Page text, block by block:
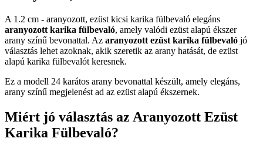
A 1.2 cm - aranyozott, ezüst kicsi karika fülbevaló elegáns
aranyozott karika fülbevaló, amely valódi ezüst alapú ékszer
arany színű bevonattal. Az aranyozott ezüst karika fülbevaló jó
választás lehet azoknak, akik szeretik az arany hatását, de ezüst
alapú karika fülbevalót keresnek.
Ez a modell 24 karátos arany bevonattal készült, amely elegáns,
arany színű megjelenést ad az ezüst alapú ékszernek.
Miért jó választás az Aranyozott Ezüst
Karika Fülbevaló?